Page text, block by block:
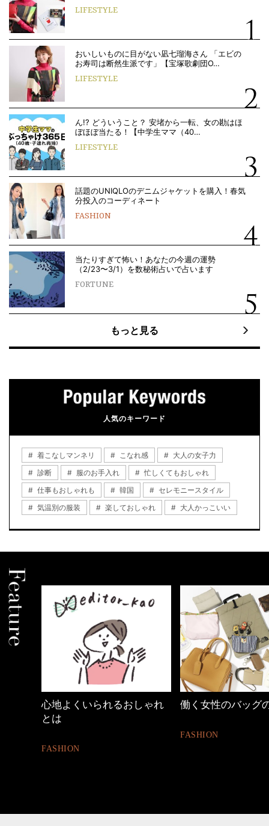
LIFESTYLE
おいしいものに目がない凪七瑠海さん 「エビの
お寿司は断然生派です」【宝塚歌劇団O…
LIFESTYLE
ん!? どういうこと？ 安堵から一転、女の勘はほ
ぼほぼ当たる！【中学生ママ（40…
LIFESTYLE
話題のUNIQLOのデニムジャケットを購入！春気
分投入のコーディネート
FASHION
当たりすぎて怖い！あなたの今週の運勢
（2/23〜3/1）を数秘術占いで占います
FORTUNE
もっと見る
人気のキーワード
着こなしマンネリ こなれ感
大人の女子力
診断
服のお手入れ
忙しくてもおしゃれ
仕事もおしゃれも
韓国
セレモニースタイル
気温別の服装
楽しておしゃれ 大人かっこいい
働く女性のバッグの中身
優木まおみさん「